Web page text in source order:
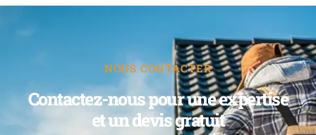
NOUS CONTACTER
Contactez-nous pour une expertise
et un devis gratuit